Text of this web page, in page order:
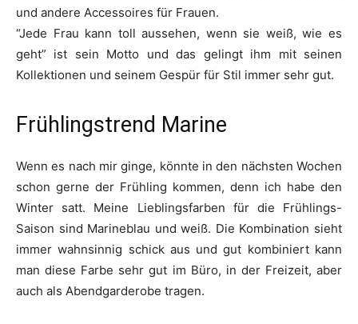
und andere Accessoires für Frauen.
“Jede Frau kann toll aussehen, wenn sie weiß, wie es
geht” ist sein Motto und das gelingt ihm mit seinen
Kollektionen und seinem Gespür für Stil immer sehr gut.
Frühlingstrend Marine
Wenn es nach mir ginge, könnte in den nächsten Wochen
schon gerne der Frühling kommen, denn ich habe den
Winter satt. Meine Lieblingsfarben für die Frühlings-
Saison sind Marineblau und weiß. Die Kombination sieht
immer wahnsinnig schick aus und gut kombiniert kann
man diese Farbe sehr gut im Büro, in der Freizeit, aber
auch als Abendgarderobe tragen.